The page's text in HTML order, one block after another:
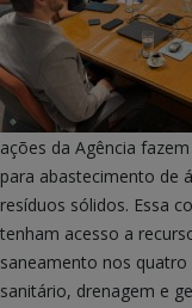
ações da Agência
para abastecimento de
resíduos sólidos. Essa
tenham acesso a
saneamento nos
sanitário, drenagem e